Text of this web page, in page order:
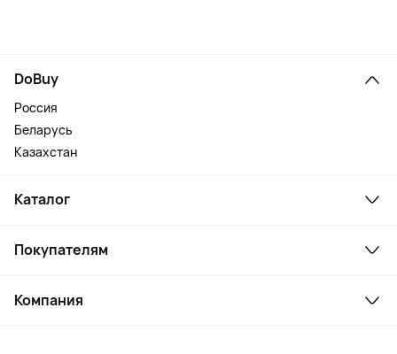
DoBuy
Россия
Беларусь
Казахстан
Каталог
Ноутбуки, мониторы, VR
Косметика и уход
Покупателям
Как заказать
Компания